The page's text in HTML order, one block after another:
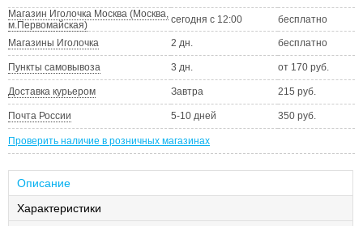
Магазин Иголочка Москва (Москва,
м.Первомайская)
сегодня с 12:00 бесплатно
Магазины Иголочка 2 дн. бесплатно
Пункты самовывоза 3 дн. от 170 руб.
Доставка курьером Завтра 215 руб.
Почта России 5-10 дней 350 руб.
Проверить наличие в розничных магазинах
Описание
Характеристики